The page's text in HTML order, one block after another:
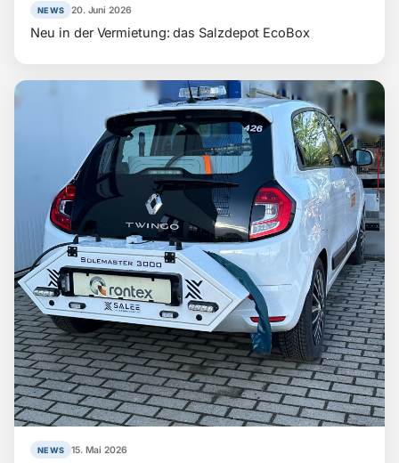
NEWS 20. Juni 2026
Neu in der Vermietung: das Salzdepot EcoBox
NEWS 15. Mai 2026